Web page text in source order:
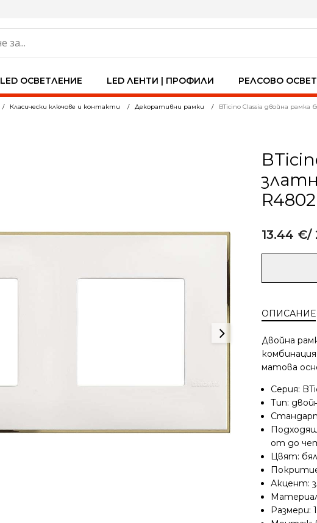
LED ОСВЕТЛЕНИЕ LED ЛЕНТИ | ПРОФИЛИ РЕЛСОВО
Класически ключове и контакти Декоративни рамки BTicino Classia двойна
13.44 €/
двойна
бяло
със
златно
стандарт
R4802M2WD
ОПИСАНИЕ
Двойна
матова
Серия:
Тип:
от до
Цвят:
Акцент:
Размери: